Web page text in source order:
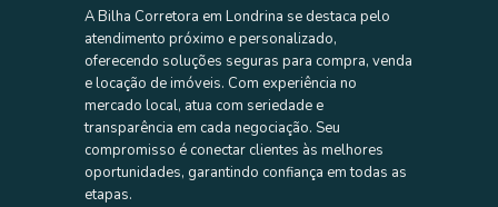
A Bilha Corretora em Londrina se destaca pelo
atendimento próximo e personalizado,
oferecendo soluções seguras para compra, venda
e locação de imóveis. Com experiência no
mercado local, atua com seriedade e
transparência em cada negociação. Seu
compromisso é conectar clientes às melhores
oportunidades, garantindo confiança em todas as
etapas.